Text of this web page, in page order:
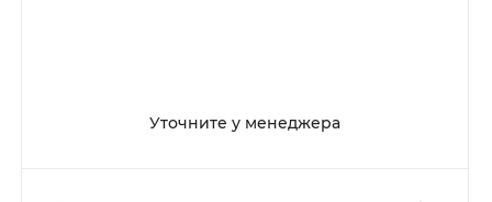
Уточните у менеджера